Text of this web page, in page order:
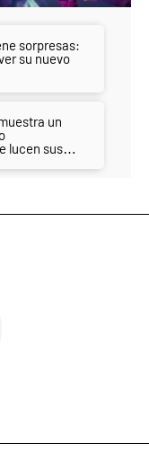
sorpresas:
su nuevo
un
lucen sus